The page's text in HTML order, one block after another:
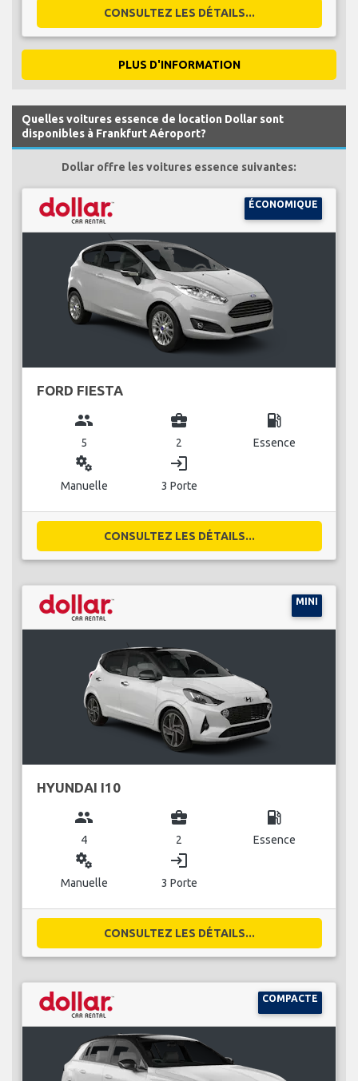
CONSULTEZ LES DÉTAILS...
PLUS D'INFORMATION
Quelles voitures essence de location Dollar sont
disponibles à Frankfurt Aéroport?
Dollar offre les voitures essence suivantes:
ÉCONOMIQUE
FORD FIESTA
group
5
business_center
2
local_gas_station
Essence
miscellaneous_services
Manuelle
login
3 Porte
CONSULTEZ LES DÉTAILS...
MINI
HYUNDAI I10
group
4
business_center
2
local_gas_station
Essence
miscellaneous_services
Manuelle
login
3 Porte
CONSULTEZ LES DÉTAILS...
COMPACTE